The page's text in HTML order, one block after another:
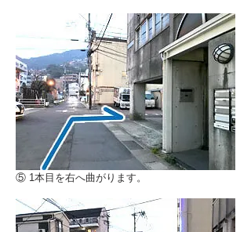
⑤ 1本目を右へ曲がります。